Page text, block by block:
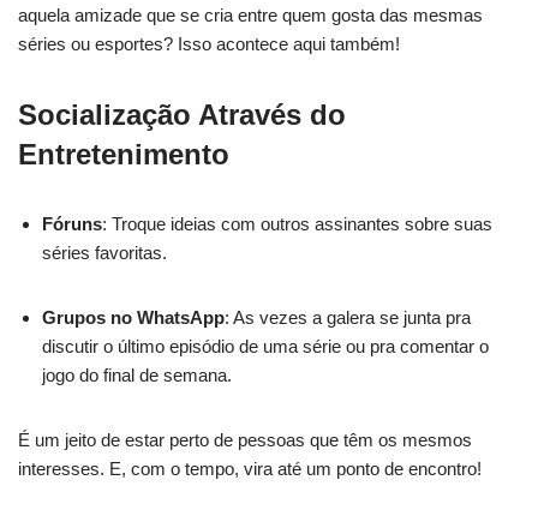
aquela amizade que se cria entre quem gosta das mesmas
séries ou esportes? Isso acontece aqui também!
Socialização Através do
Entretenimento
Fóruns: Troque ideias com outros assinantes sobre suas
séries favoritas.
Grupos no WhatsApp: As vezes a galera se junta pra
discutir o último episódio de uma série ou pra comentar o
jogo do final de semana.
É um jeito de estar perto de pessoas que têm os mesmos
interesses. E, com o tempo, vira até um ponto de encontro!